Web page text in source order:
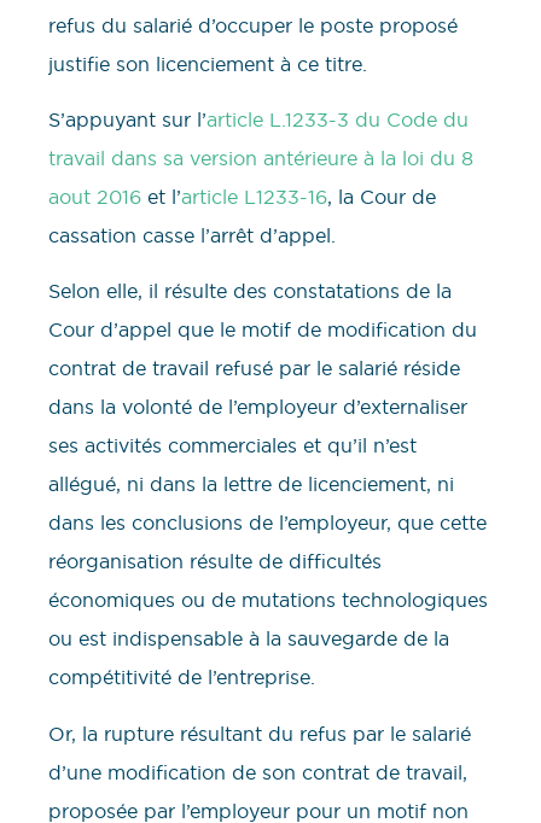
refus du salarié d’occuper le poste proposé
justifie son licenciement à ce titre.
S’appuyant sur l’article L.1233-3 du Code du
travail dans sa version antérieure à la loi du 8
aout 2016 et l’article L1233-16, la Cour de
cassation casse l’arrêt d’appel.
Selon elle, il résulte des constatations de la
Cour d’appel que le motif de modification du
contrat de travail refusé par le salarié réside
dans la volonté de l’employeur d’externaliser
ses activités commerciales et qu’il n’est
allégué, ni dans la lettre de licenciement, ni
dans les conclusions de l’employeur, que cette
réorganisation résulte de difficultés
économiques ou de mutations technologiques
ou est indispensable à la sauvegarde de la
compétitivité de l’entreprise.
Or, la rupture résultant du refus par le salarié
d’une modification de son contrat de travail,
proposée par l’employeur pour un motif non